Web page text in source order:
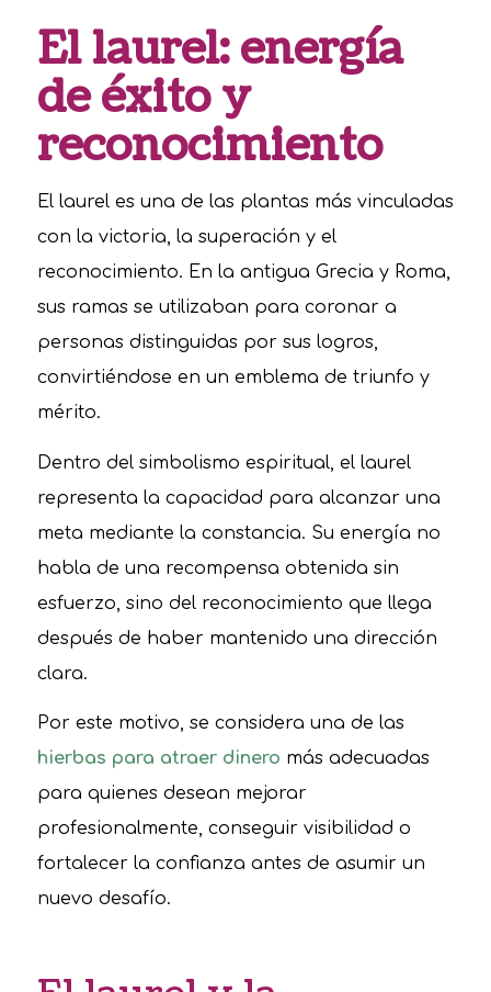
El laurel: energía
de éxito y
reconocimiento
El laurel es una de las plantas más vinculadas
con la victoria, la superación y el
reconocimiento. En la antigua Grecia y Roma,
sus ramas se utilizaban para coronar a
personas distinguidas por sus logros,
convirtiéndose en un emblema de triunfo y
mérito.
Dentro del simbolismo espiritual, el laurel
representa la capacidad para alcanzar una
meta mediante la constancia. Su energía no
habla de una recompensa obtenida sin
esfuerzo, sino del reconocimiento que llega
después de haber mantenido una dirección
clara.
Por este motivo, se considera una de las
hierbas para atraer dinero más adecuadas
para quienes desean mejorar
profesionalmente, conseguir visibilidad o
fortalecer la confianza antes de asumir un
nuevo desafío.